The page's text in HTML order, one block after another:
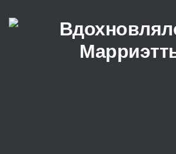
Перейти к содержимому